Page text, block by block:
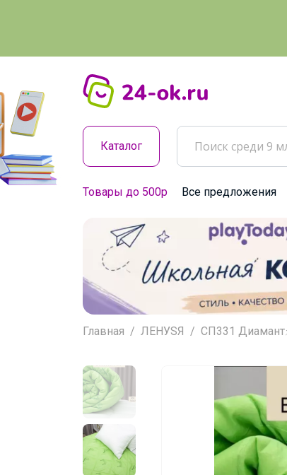
Каталог
Товары до 500р Все предложения
Главная ЛЕНУSЯ СП331